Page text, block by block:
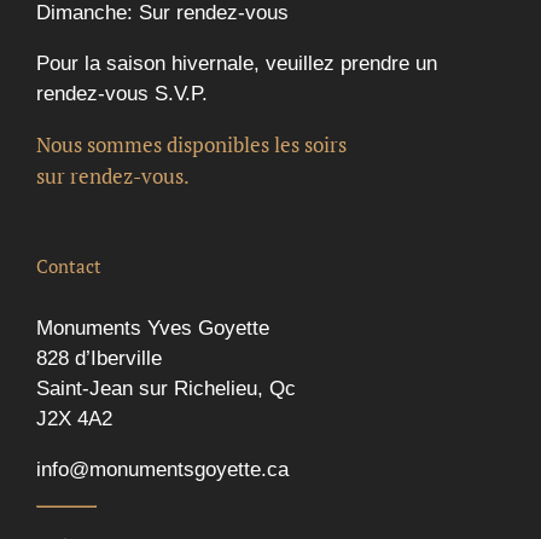
Dimanche: Sur rendez-vous
Pour la saison hivernale, veuillez prendre un
rendez-vous S.V.P.
Nous sommes disponibles les soirs
sur rendez-vous.
Contact
Monuments Yves Goyette
828 d’Iberville
Saint-Jean sur Richelieu, Qc
J2X 4A2
info@monumentsgoyette.ca